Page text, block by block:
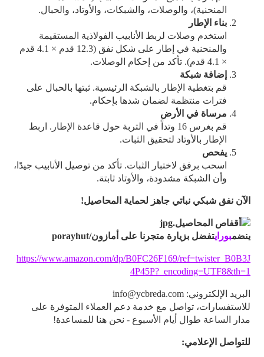
المنحنية)، والوصلات، والشبكات، والأوتاد، والحبال.
بناء الإطار
استخدم وصلات لربط الأنابيب الفولاذية المستقيمة
والمنحنية في إطار على شكل نفق (12.3 قدم × 4.1 قدم
× 4.1 قدم). تأكد من إحكام الوصلات.
إضافة شبكة
قم بتغطية الإطار بالشبكة الرئيسية. ثبتها بالحبال على
فترات منتظمة لضمان شدها بإحكام.
مرساة في الأرض
قم بغرس 16 وتداً في التربة حول قاعدة الإطار. اربط
الإطار بالأوتاد لتحقيق الثبات.
يفحص
اسحب برفق لاختبار الثبات. تأكد من توصيل الأنابيب جيدًا،
وأن الشبكة مشدودة، والأوتاد ثابتة.
الآن نفق شبكي نباتي جاهز لحماية المحاصيل!
ينضمبورايتفضل بزيارة متجرنا على أمازون/porayhut
https://www.amazon.com/dp/B0FC26F169/ref=twister_B0B3J
4P45P?_encoding=UTF8&th=1
البريد الإلكتروني: info@ycbreda.com
للاستفسارات، تواصل مع خدمة دعم العملاء المتوفرة على
مدار الساعة طوال أيام الأسبوع - نحن هنا للمساعدة!
للتواصل الإعلامي: